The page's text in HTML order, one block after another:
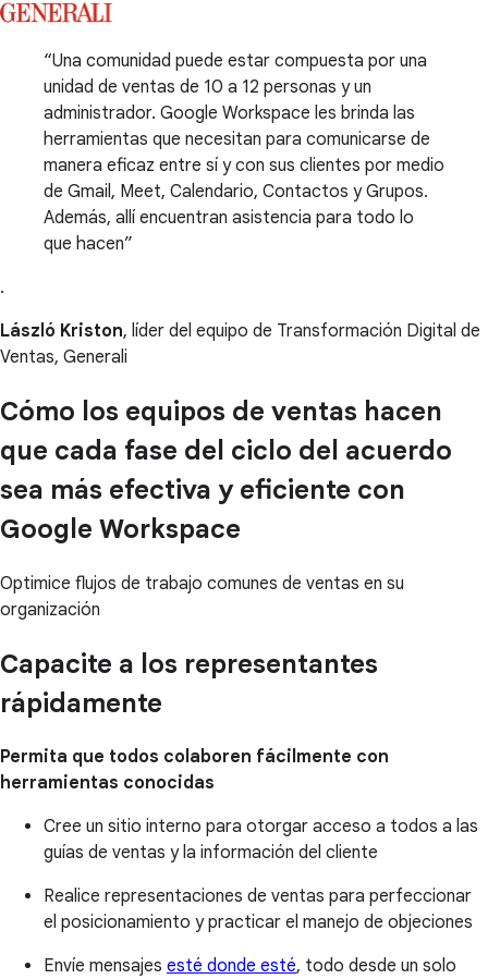
Una comunidad puede estar compuesta por una
unidad de ventas de 10 a 12 personas y un
administrador. Google Workspace les brinda las
herramientas que necesitan para comunicarse de
manera eficaz entre sí y con sus clientes por medio
de Gmail, Meet, Calendario, Contactos y Grupos.
Además, allí encuentran asistencia para todo lo
que hacen
.
László Kriston, líder del equipo de Transformación Digital de
Ventas, Generali
Cómo los equipos de ventas hacen
que cada fase del ciclo del acuerdo
sea más efectiva y eficiente con
Google Workspace
Optimice flujos de trabajo comunes de ventas en su
organización
Capacite a los representantes
rápidamente
Permita que todos colaboren fácilmente con
herramientas conocidas
Cree un sitio interno para otorgar acceso a todos a las
guías de ventas y la información del cliente
Realice representaciones de ventas para perfeccionar
el posicionamiento y practicar el manejo de objeciones
Envíe mensajes esté donde esté, todo desde un solo